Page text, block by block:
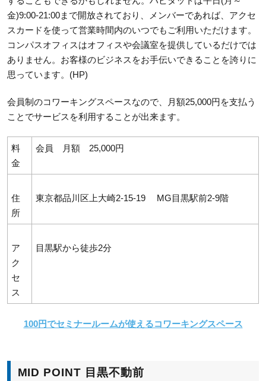
金)9:00-21:00まで開放されており、メンバーであれば、アクセ
スカードを使って営業時間内のいつでもご利用いただけます。
コンパスオフィスはオフィスや会議室を提供しているだけでは
ありません。お客様のビジネスをお手伝いできることを誇りに
思っています。(HP)
会員制のコワーキングスペースなので、月額25,000円を支払う
ことでサービスを利用することが出来ます。
料
金
会員 月額 25,000円
住
所
東京都品川区上大崎2-15-19 MG目黒駅前2-9階
ア
ク
セ
ス
目黒駅から徒歩2分
100円でセミナールームが使えるコワーキングスペース
MID POINT 目黒不動前